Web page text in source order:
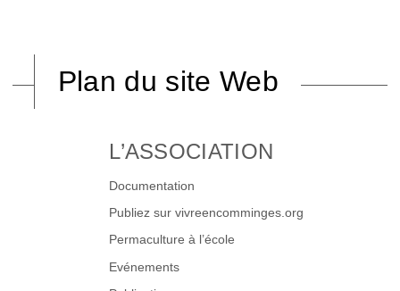
Plan du site Web
L’ASSOCIATION
Documentation
Publiez sur vivreencomminges.org
Permaculture à l’école
Evénements